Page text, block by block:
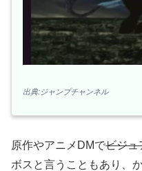
出典:ジャンプチャンネル
原作やアニメDMでビジュ
ボスと言うこともあり、